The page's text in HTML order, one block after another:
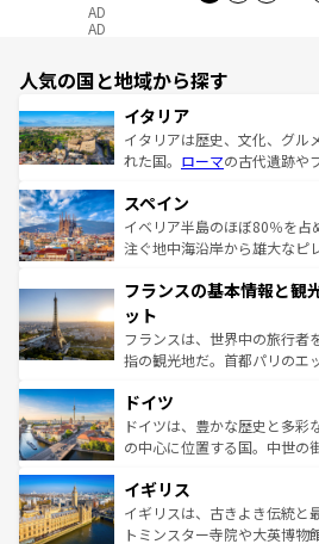
AD
AD
人気の国と地域から探す
イタリア
イタリアは歴史、文化、グル
れた国。 ローマの古代遺跡や
ろん、トスカーナの美しい田
景など、自然景観も見逃せな
ピザやパスタなど、絶品のイ
ませてくれるイタリアで、忘
なお、新着のイタリア情報は
しい。
スペイン
イベリア半島のほぼ80％を占
注ぐ地中海沿岸から雄大なピ
文化が根付くこの国では、情
れる闘牛、そして美味しいタ
る。首都マドリードの洗練さ
アートに溢れた街角から、地
せる。地方によって風土や気
性で
ンテンツ一覧を参照してほし
フランスの基本情報と観
ット
フランスは、世界中の旅行者
指の観光地だ。首都パリのエ
で、幅広い魅力が詰まってい
聖堂、美しいビーチ、そして
から魅了する。また、フラン
いる。シャンパンの発祥地で
香り高いラベンダー畑など、
らに、パリ以外の地域にも魅
ドイツ
ドイツは、豊かな歴史と多彩
の中心に位置する国。中世の
顔を持つこの国は、どこを歩
ルリンの文化的活気、バイエ
してライン川沿いのワイン畑
イギリス
イギリスは、古きよき伝統と
トミンスター寺院や大英博物